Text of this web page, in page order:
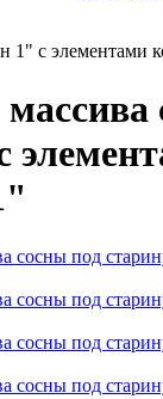
1" с элементами